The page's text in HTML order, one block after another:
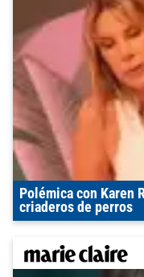
Polémica con Karen
criaderos de perros